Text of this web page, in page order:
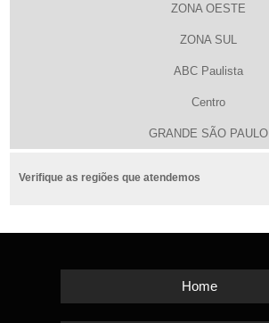
ZONA OESTE
ZONA SUL
ABC Paulista
Centro
GRANDE SÃO PAULO
Verifique as regiões que atendemos
Home